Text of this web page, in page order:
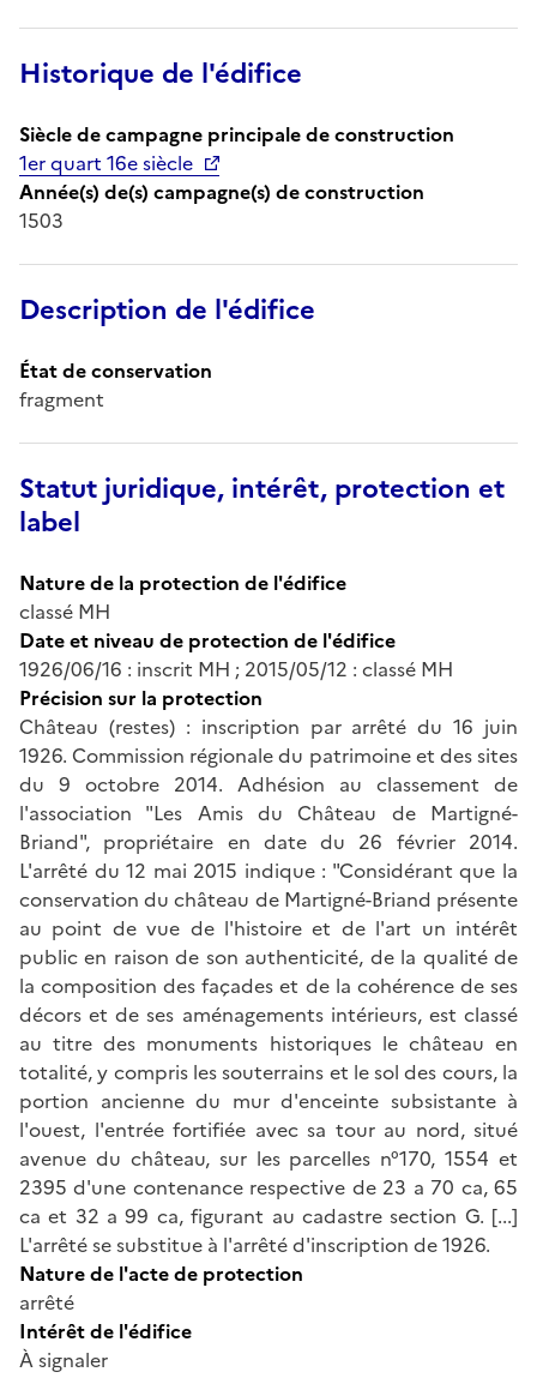
Historique de l'édifice
Siècle de campagne principale de construction
1er quart 16e siècle
Année(s) de(s) campagne(s) de construction
1503
Description de l'édifice
État de conservation
fragment
Statut juridique, intérêt, protection et
label
Nature de la protection de l'édifice
classé MH
Date et niveau de protection de l'édifice
1926/06/16 : inscrit MH ; 2015/05/12 : classé MH
Précision sur la protection
Château (restes) : inscription par arrêté du 16 juin
1926. Commission régionale du patrimoine et des sites
du 9 octobre 2014. Adhésion au classement de
l'association "Les Amis du Château de Martigné-
Briand", propriétaire en date du 26 février 2014.
L'arrêté du 12 mai 2015 indique : "Considérant que la
conservation du château de Martigné-Briand présente
au point de vue de l'histoire et de l'art un intérêt
public en raison de son authenticité, de la qualité de
la composition des façades et de la cohérence de ses
décors et de ses aménagements intérieurs, est classé
au titre des monuments historiques le château en
totalité, y compris les souterrains et le sol des cours, la
portion ancienne du mur d'enceinte subsistante à
l'ouest, l'entrée fortifiée avec sa tour au nord, situé
avenue du château, sur les parcelles n°170, 1554 et
2395 d'une contenance respective de 23 a 70 ca, 65
ca et 32 a 99 ca, figurant au cadastre section G. [...]
L'arrêté se substitue à l'arrêté d'inscription de 1926.
Nature de l'acte de protection
arrêté
Intérêt de l'édifice
À signaler